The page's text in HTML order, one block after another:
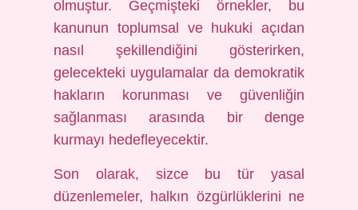
olmuştur. Geçmişteki örnekler, bu
kanunun toplumsal ve hukuki açıdan
nasıl şekillendiğini gösterirken,
gelecekteki uygulamalar da demokratik
hakların korunması ve güvenliğin
sağlanması arasında bir denge
kurmayı hedefleyecektir.
Son olarak, sizce bu tür yasal
düzenlemeler, halkın özgürlüklerini ne